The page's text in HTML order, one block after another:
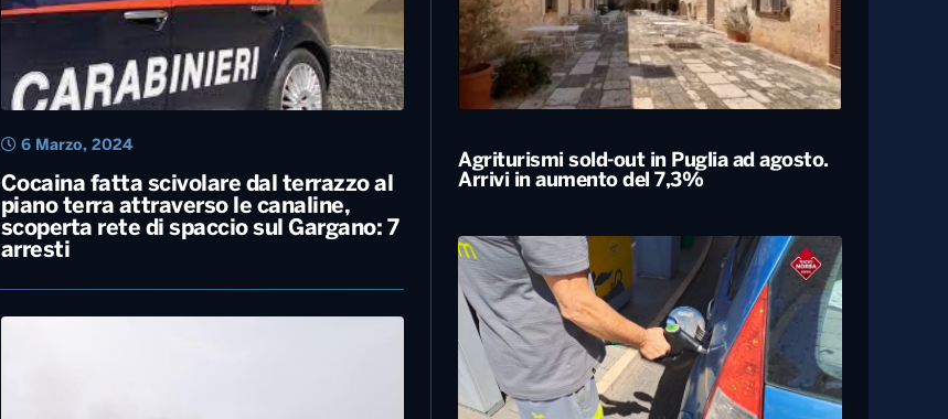
Cocaina fatta scivolare dal terrazzo al
piano terra attraverso le canaline,
scoperta rete di spaccio sul Gargano: 7
arresti
6 Marzo, 2024
Agriturismi sold-out in Puglia ad agosto.
Arrivi in aumento del 7,3%